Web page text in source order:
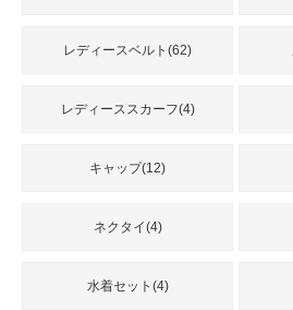
レディースベルト(62)
レディーススカーフ(4)
キャップ(12)
ネクタイ(4)
水着セット(4)